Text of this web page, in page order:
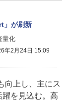
」が刷新
量化
年2月24日 15:09
向上し、主にス
を見込む。高